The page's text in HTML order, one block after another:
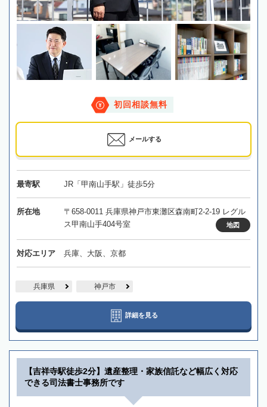
初回相談無料
メールする
最寄駅 JR「甲南山手駅」徒歩5分
所在地
〒658-0011 兵庫県神戸市東灘区森南町2-2-19 レグル
ス甲南山手404号室
地図
対応エリア 兵庫、大阪、京都
兵庫県 神戸市
詳細を見る
【吉祥寺駅徒歩2分】遺産整理・家族信託など幅広く対応
できる司法書士事務所です